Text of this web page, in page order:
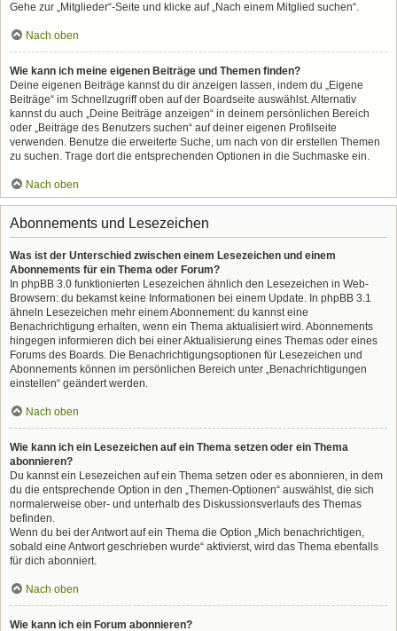
Gehe zur „Mitglieder“-Seite und klicke auf „Nach einem Mitglied suchen“.
Nach oben
Wie kann ich meine eigenen Beiträge und Themen finden?
Deine eigenen Beiträge kannst du dir anzeigen lassen, indem du „Eigene
Beiträge“ im Schnellzugriff oben auf der Boardseite auswählst. Alternativ
kannst du auch „Deine Beiträge anzeigen“ in deinem persönlichen Bereich
oder „Beiträge des Benutzers suchen“ auf deiner eigenen Profilseite
verwenden. Benutze die erweiterte Suche, um nach von dir erstellen Themen
zu suchen. Trage dort die entsprechenden Optionen in die Suchmaske ein.
Nach oben
Abonnements und Lesezeichen
Was ist der Unterschied zwischen einem Lesezeichen und einem
Abonnements für ein Thema oder Forum?
In phpBB 3.0 funktionierten Lesezeichen ähnlich den Lesezeichen in Web-
Browsern: du bekamst keine Informationen bei einem Update. In phpBB 3.1
ähneln Lesezeichen mehr einem Abonnement: du kannst eine
Benachrichtigung erhalten, wenn ein Thema aktualisiert wird. Abonnements
hingegen informieren dich bei einer Aktualisierung eines Themas oder eines
Forums des Boards. Die Benachrichtigungsoptionen für Lesezeichen und
Abonnements können im persönlichen Bereich unter „Benachrichtigungen
einstellen“ geändert werden.
Nach oben
Wie kann ich ein Lesezeichen auf ein Thema setzen oder ein Thema
abonnieren?
Du kannst ein Lesezeichen auf ein Thema setzen oder es abonnieren, in dem
du die entsprechende Option in den „Themen-Optionen“ auswählst, die sich
normalerweise ober- und unterhalb des Diskussionsverlaufs des Themas
befinden.
Wenn du bei der Antwort auf ein Thema die Option „Mich benachrichtigen,
sobald eine Antwort geschrieben wurde“ aktivierst, wird das Thema ebenfalls
für dich abonniert.
Nach oben
Wie kann ich ein Forum abonnieren?